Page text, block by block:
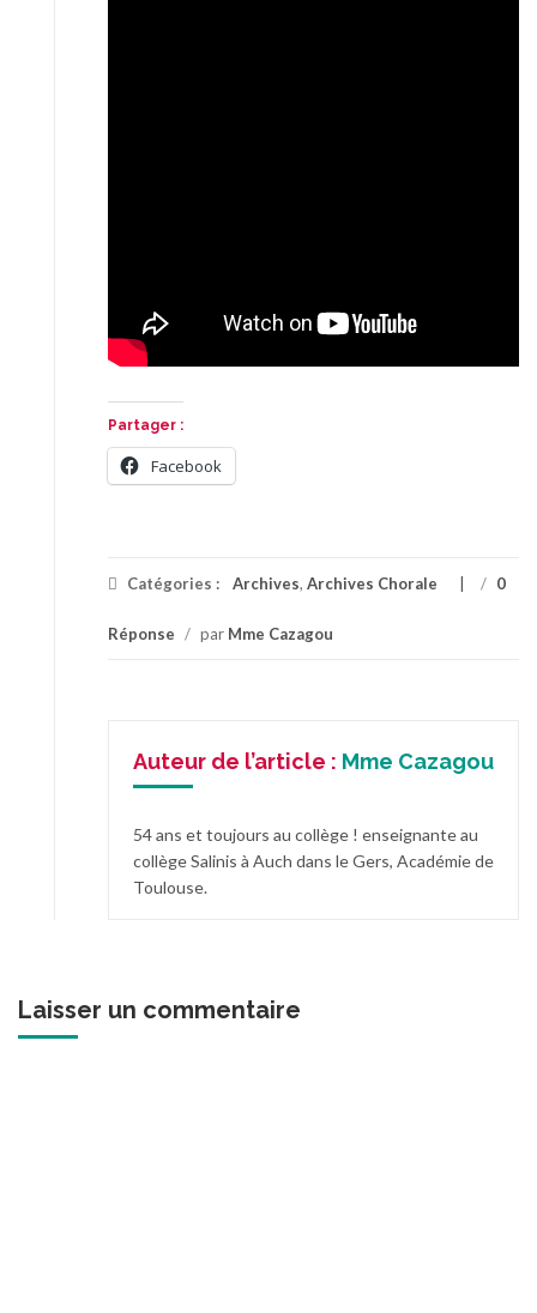
Partager :
Facebook
Catégories : Archives, Archives Chorale / 0
Réponse / par Mme Cazagou
Auteur de l’article : Mme Cazagou
54 ans et toujours au collège ! enseignante au
collège Salinis à Auch dans le Gers, Académie de
Toulouse.
Laisser un commentaire